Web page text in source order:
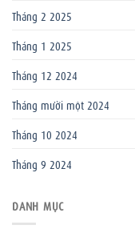
Tháng 2 2025
Tháng 1 2025
Tháng 12 2024
Tháng mười một 2024
Tháng 10 2024
Tháng 9 2024
DANH MỤC